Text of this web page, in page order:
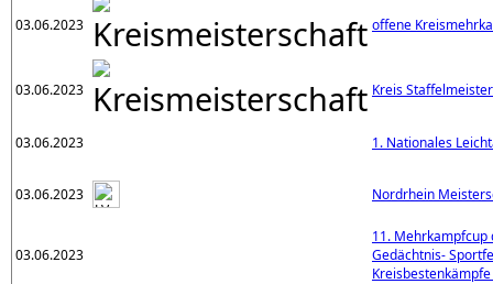
03.06.2023 offene
03.06.2023 Kreis
03.06.2023 1. Nationales
03.06.2023 Nordrhein
03.06.2023
11. Mehrkampfcup
Gedächtnis-